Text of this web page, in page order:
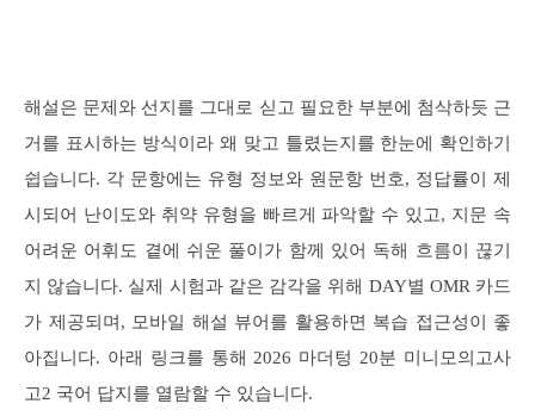
해설은 문제와 선지를 그대로 싣고 필요한 부분에 첨삭하듯 근
거를 표시하는 방식이라 왜 맞고 틀렸는지를 한눈에 확인하기
쉽습니다. 각 문항에는 유형 정보와 원문항 번호, 정답률이 제
시되어 난이도와 취약 유형을 빠르게 파악할 수 있고, 지문 속
어려운 어휘도 곁에 쉬운 풀이가 함께 있어 독해 흐름이 끊기
지 않습니다. 실제 시험과 같은 감각을 위해 DAY별 OMR 카드
가 제공되며, 모바일 해설 뷰어를 활용하면 복습 접근성이 좋
아집니다. 아래 링크를 통해 2026 마더텅 20분 미니모의고사
고2 국어 답지를 열람할 수 있습니다.